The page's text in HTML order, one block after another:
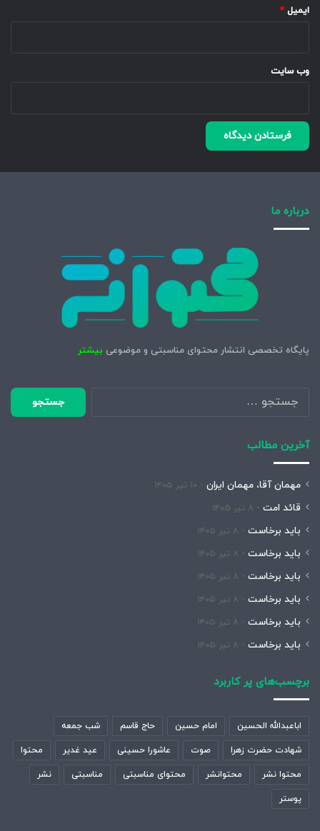
ایمیل *
وب‌ سایت
درباره ما
پایگاه تخصصی انتشار محتوای مناسبتی و موضوعی بیشتر
جستجو
برای:
آخرین مطالب
مهمان آقا، مهمان ایران ۱۰ تیر ۱۴۰۵
قائد امت ۸ تیر ۱۴۰۵
باید برخاست ۸ تیر ۱۴۰۵
باید برخاست ۸ تیر ۱۴۰۵
باید برخاست ۸ تیر ۱۴۰۵
باید برخاست ۸ تیر ۱۴۰۵
باید برخاست ۸ تیر ۱۴۰۵
باید برخاست ۸ تیر ۱۴۰۵
برچسب‌های پر کاربرد
اباعبدالله الحسین امام حسین حاج قاسم شب جمعه
شهادت حضرت زهرا صوت عاشورا حسینی عید غدیر محتوا
محتوا نشر محتوانشر محتوای مناسبتی مناسبتی نشر
پوستر